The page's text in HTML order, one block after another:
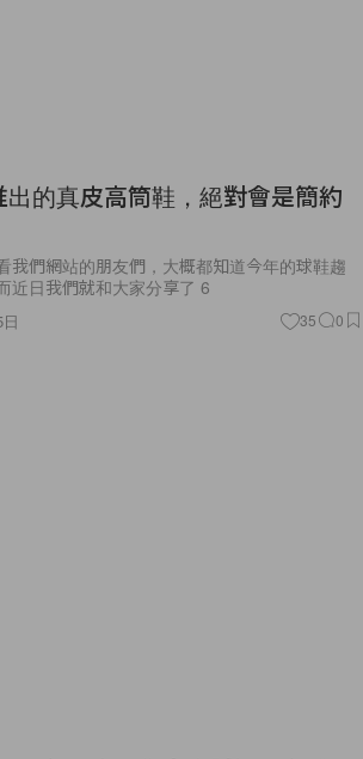
的真皮高筒鞋，絕對會是簡約
我們網站的朋友們，大概都知道今年的球鞋趨
近日我們就和大家分享了 6
35 0